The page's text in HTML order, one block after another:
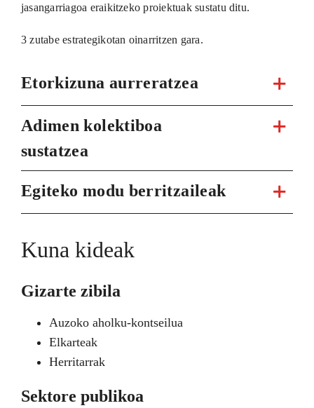
jasangarriagoa eraikitzeko proiektuak sustatu ditu.
3 zutabe estrategikotan oinarritzen gara.
Etorkizuna aurreratzea
Adimen kolektiboa
sustatzea
Egiteko modu berritzaileak
Kuna kideak
Gizarte zibila
Auzoko aholku-kontseilua
Elkarteak
Herritarrak
Sektore publikoa